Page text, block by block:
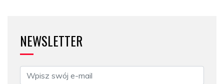
NEWSLETTER